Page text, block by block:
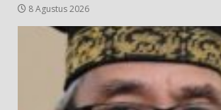
8 Agustus 2026